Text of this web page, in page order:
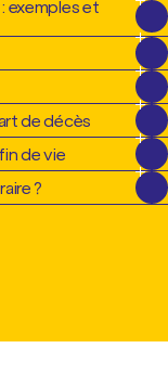
exemples et
de décès
de vie
?